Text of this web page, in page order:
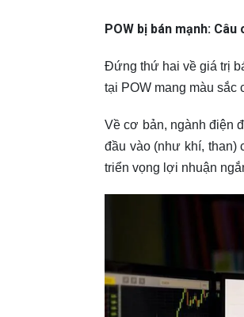
POW bị bán mạnh:
Đứng thứ hai về giá trị
tại POW mang màu sắc
Về cơ bản, ngành điện
đầu vào (như khí, than)
triển vọng lợi nhuận